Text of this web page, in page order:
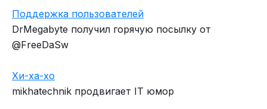
Поддержка пользователей
DrMegabyte получил горячую посылку от
@FreeDaSw
Хи-ха-хо
mikhatechnik продвигает IT юмор